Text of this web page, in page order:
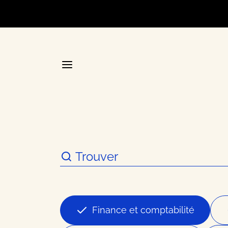
La plateforme stratégique
Annuaire
Finance et comptabilité